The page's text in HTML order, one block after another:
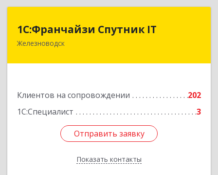
1С:Франчайзи Спутник IT
Железноводск
Клиентов на сопровождении
202
1С:Специалист
3
Отправить заявку
Показать контакты
1С:Франчайзи Спутник IT
357430, Ставропольский край, город-курорт
Подробнее
Отправить заявку
Назад